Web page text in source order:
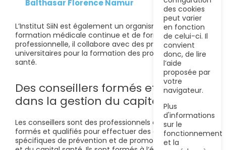
Balthasar Florence Namur
L’Institut SiiN est également un organisme agréé de
formation médicale continue et de formation
professionnelle, il collabore avec des programmes
universitaires pour la formation des professionnels de
santé.
Des conseillers formés et qualifiés
dans la gestion du capital santé
Les conseillers sont des professionnels de santé
formés et qualifiés pour effectuer des consultations
spécifiques de prévention et de promotion de la santé
des cookies
peut varier
en fonction
de celui-ci. Il
convient
donc, de lire
l’aide
proposée par
votre
navigateur.
Plus
d'informations
sur le
fonctionnement
et la